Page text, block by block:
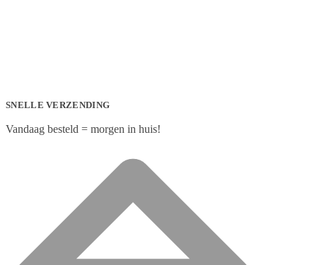
SNELLE VERZENDING
Vandaag besteld = morgen in huis!